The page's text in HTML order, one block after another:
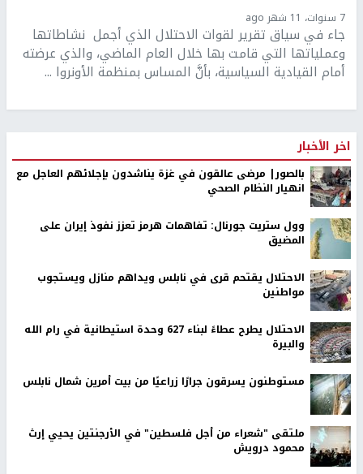
7 سنوات، 11 شهر ago
جاء في سياق تقرير لقوات الاحتلال الذي أجمل نشاطاتها
وعملياتها التي قامت بها خلال العام الماضي، والذي عرضته
أمام القيادية السياسية، بأنَّ المساس بمنظمة الأونروا ...
اخر الأخبار
بالصور| مرضى عالقون في غزة يناشدون بإجلائهم العاجل مع
انهيار النظام الصحي
وول ستريت جورنال: تفاهمات هرمز تعزز نفوذ إيران على
المضيق
الاحتلال يقتحم قرى في نابلس ويداهم منازل ويستجوب
مواطنين
الاحتلال يطرح عطاءً لبناء 627 وحدة استيطانية في رام الله
والبيرة
مستوطنون يسرقون جرارًا زراعيًا من بيت أمرين شمال نابلس
ملتقى "شعراء من أجل فلسطين" في الأرجنتين يحيي إرث
محمود درويش